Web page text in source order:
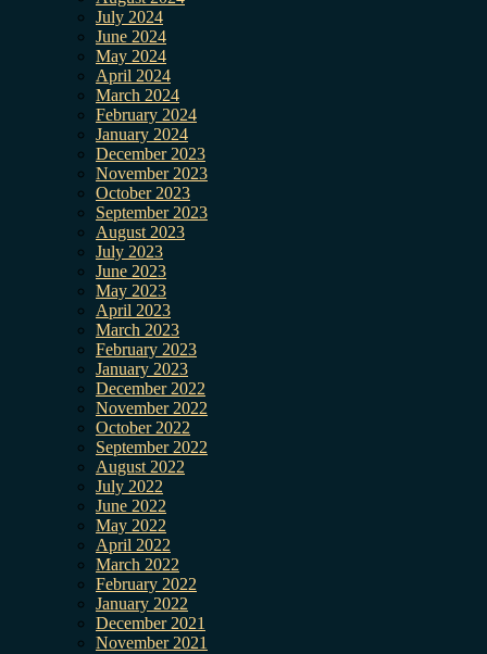
July 2024
June 2024
May 2024
April 2024
March 2024
February 2024
January 2024
December 2023
November 2023
October 2023
September 2023
August 2023
July 2023
June 2023
May 2023
April 2023
March 2023
February 2023
January 2023
December 2022
November 2022
October 2022
September 2022
August 2022
July 2022
June 2022
May 2022
April 2022
March 2022
February 2022
January 2022
December 2021
November 2021